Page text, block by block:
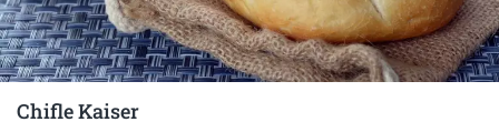
Chifle Kaiser